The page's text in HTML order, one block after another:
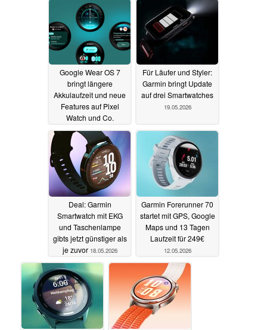
Google Wear OS 7
bringt längere
Akkulaufzeit und neue
Features auf Pixel
Watch und Co.
19.05.2026
Für Läufer und Styler:
Garmin bringt Update
auf drei Smartwatches
19.05.2026
Deal: Garmin
Smartwatch mit EKG
und Taschenlampe
gibts jetzt günstiger als
je zuvor 18.05.2026
Garmin Forerunner 70
startet mit GPS, Google
Maps und 13 Tagen
Laufzeit für 249€
12.05.2026